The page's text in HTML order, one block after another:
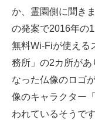
か、霊園側に聞き
の発案で2016年の
無料Wi-Fiが使える
務所」の2カ所があ
なった仏像のロゴ
像のキャラクター
われているそうで